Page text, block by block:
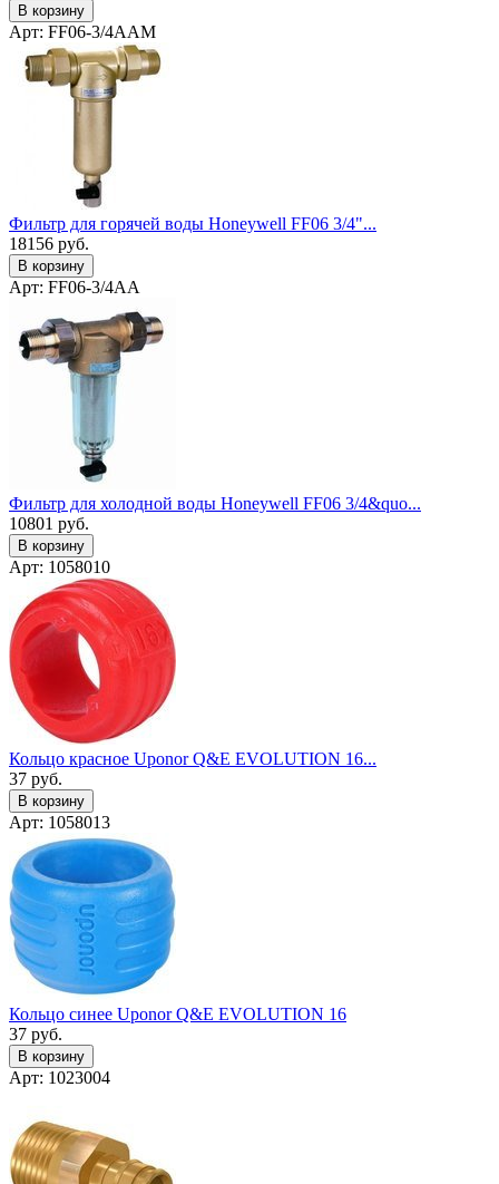
В корзину
Арт: FF06-3/4AAM
Фильтр для горячей воды Honeywell FF06 3/4"...
18156 руб.
В корзину
Арт: FF06-3/4AA
Фильтр для холодной воды Honeywell FF06 3/4&quo...
10801 руб.
В корзину
Арт: 1058010
Кольцо красное Uponor Q&E EVOLUTION 16...
37 руб.
В корзину
Арт: 1058013
Кольцо синее Uponor Q&E EVOLUTION 16
37 руб.
В корзину
Арт: 1023004